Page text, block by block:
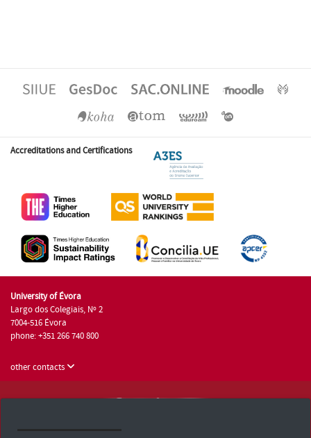
Accreditations and Certifications
University of Évora
Largo dos Colegiais, Nº 2
7004-516 Évora
phone: +351 266 740 800
other contacts